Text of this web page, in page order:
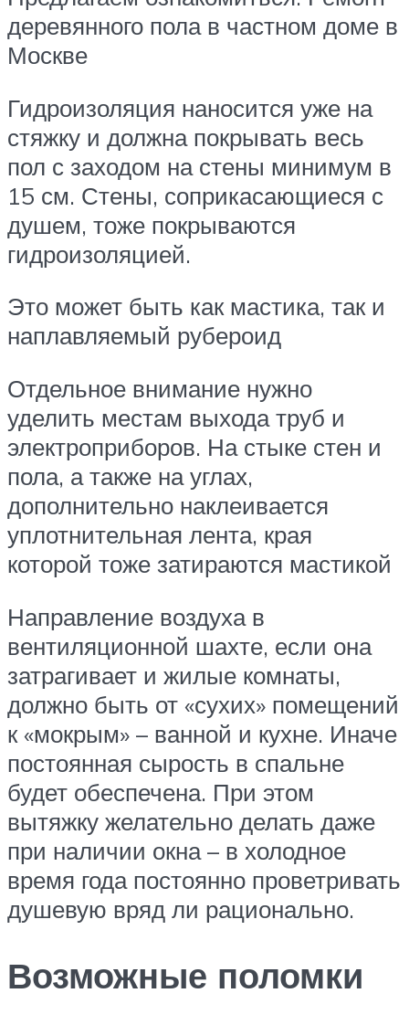
деревянного пола в частном доме в
Москве
Гидроизоляция наносится уже на
стяжку и должна покрывать весь
пол с заходом на стены минимум в
15 см. Стены, соприкасающиеся с
душем, тоже покрываются
гидроизоляцией.
Это может быть как мастика, так и
наплавляемый рубероид
Отдельное внимание нужно
уделить местам выхода труб и
электроприборов. На стыке стен и
пола, а также на углах,
дополнительно наклеивается
уплотнительная лента, края
которой тоже затираются мастикой
Направление воздуха в
вентиляционной шахте, если она
затрагивает и жилые комнаты,
должно быть от «сухих» помещений
к «мокрым» – ванной и кухне. Иначе
постоянная сырость в спальне
будет обеспечена. При этом
вытяжку желательно делать даже
при наличии окна – в холодное
время года постоянно проветривать
душевую вряд ли рационально.
Возможные поломки